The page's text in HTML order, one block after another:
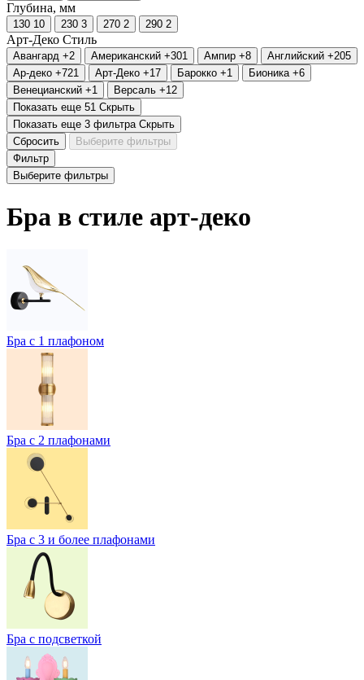
Глубина, мм
130 10 230 3 270 2 290 2
Арт-Деко Стиль
Авангард +2 Американский +301 Ампир +8 Английский +205
Ар-деко +721 Арт-Деко +17 Барокко +1 Бионика +6
Венецианский +1 Версаль +12
Показать еще 51 Скрыть
Показать еще 3 фильтра Скрыть
Сбросить
Выберите фильтры
Фильтр
Выберите фильтры
Бра в стиле арт-деко
Бра с 1 плафоном
Бра с 2 плафонами
Бра с 3 и более плафонами
Бра с подсветкой